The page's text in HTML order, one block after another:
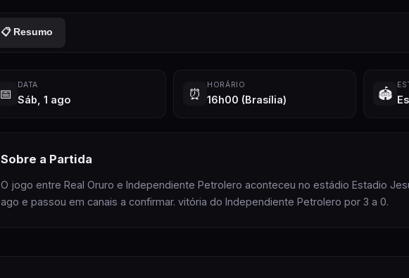
📋 Resumo
📅
DATA
Sáb, 1 ago ⏰
HORÁRIO
16h00 (Brasília) 🏟️
Sobre a Partida
O jogo entre Real Oruro e Independiente Petrolero aconteceu no estádio Estadio
ago e passou em canais a confirmar. vitória do Independiente Petrolero por 3 a 0.